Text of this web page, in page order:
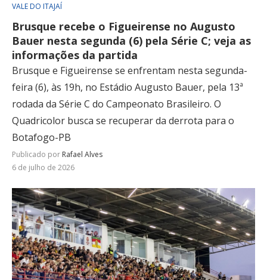
VALE DO ITAJAÍ
Brusque recebe o Figueirense no Augusto
Bauer nesta segunda (6) pela Série C; veja as
informações da partida
Brusque e Figueirense se enfrentam nesta segunda-
feira (6), às 19h, no Estádio Augusto Bauer, pela 13ª
rodada da Série C do Campeonato Brasileiro. O
Quadricolor busca se recuperar da derrota para o
Botafogo-PB
Publicado por Rafael Alves
6 de julho de 2026